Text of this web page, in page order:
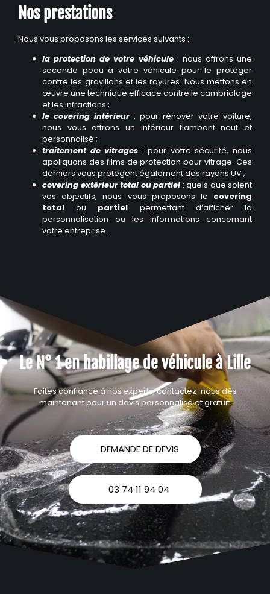
Nos prestations
Nous vous proposons les services suivants :
la protection de votre véhicule: nous offrons une
seconde peau à votre véhicule pour le protéger
contre les gravillons et les rayures. Nous mettons en
œuvre une technique efficace contre le cambriolage
et les infractions ;
le covering intérieur : pour rénover votre voiture,
nous vous offrons un intérieur flambant neuf et
personnalisé ;
traitement de vitrages : pour votre sécurité, nous
appliquons des films de protection pour vitrage. Ces
derniers vous protègent également des rayons UV ;
covering extérieur total ou partiel : quels que soient
vos objectifs, nous vous proposons le covering
total ou partiel permettant d’afficher la
personnalisation ou les informations concernant
votre entreprise.
Le N° 1 en habillage de véhicule à Lille​
Faites confiance à nos experts, contactez-nous dès
maintenant pour un devis personnalisé et gratuit.
DEMANDE DE DEVIS
03 74 11 94 04